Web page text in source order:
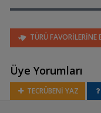
TÜRÜ FAVORİLERİNE
Üye Yorumları
TECRÜBENİ YAZ